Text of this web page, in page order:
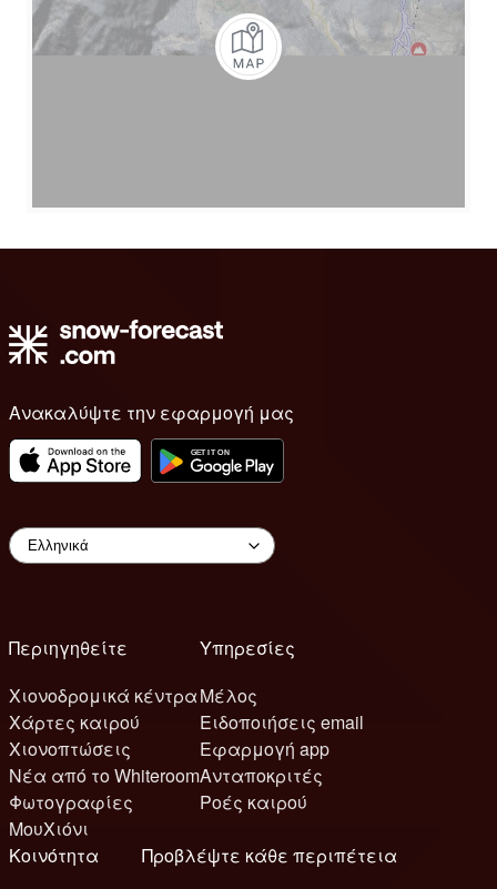
Ανακαλύψτε την εφαρμογή μας
Περιηγηθείτε
Χιονοδρομικά κέντρα
Χάρτες καιρού
Χιονοπτώσεις
Νέα από το Whiteroom
Φωτογραφίες
ΜουΧιόνι
Υπηρεσίες
Μέλος
Ειδοποιήσεις email
Εφαρμογή app
Ανταποκριτές
Ροές καιρού
Κοινότητα
Προβλέψτε κάθε περιπέτεια